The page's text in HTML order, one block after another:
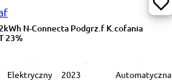
N-Connecta Podgrz.f K.cofania
23%
Elektryczny 2023 Automatyczna